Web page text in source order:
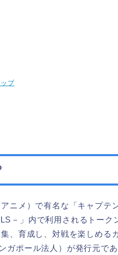
プ
ニメ）で有名な「キャプテ
－」内で利用されるトーク
、育成し、対戦を楽しめる
ガポール法人）が発行元であ